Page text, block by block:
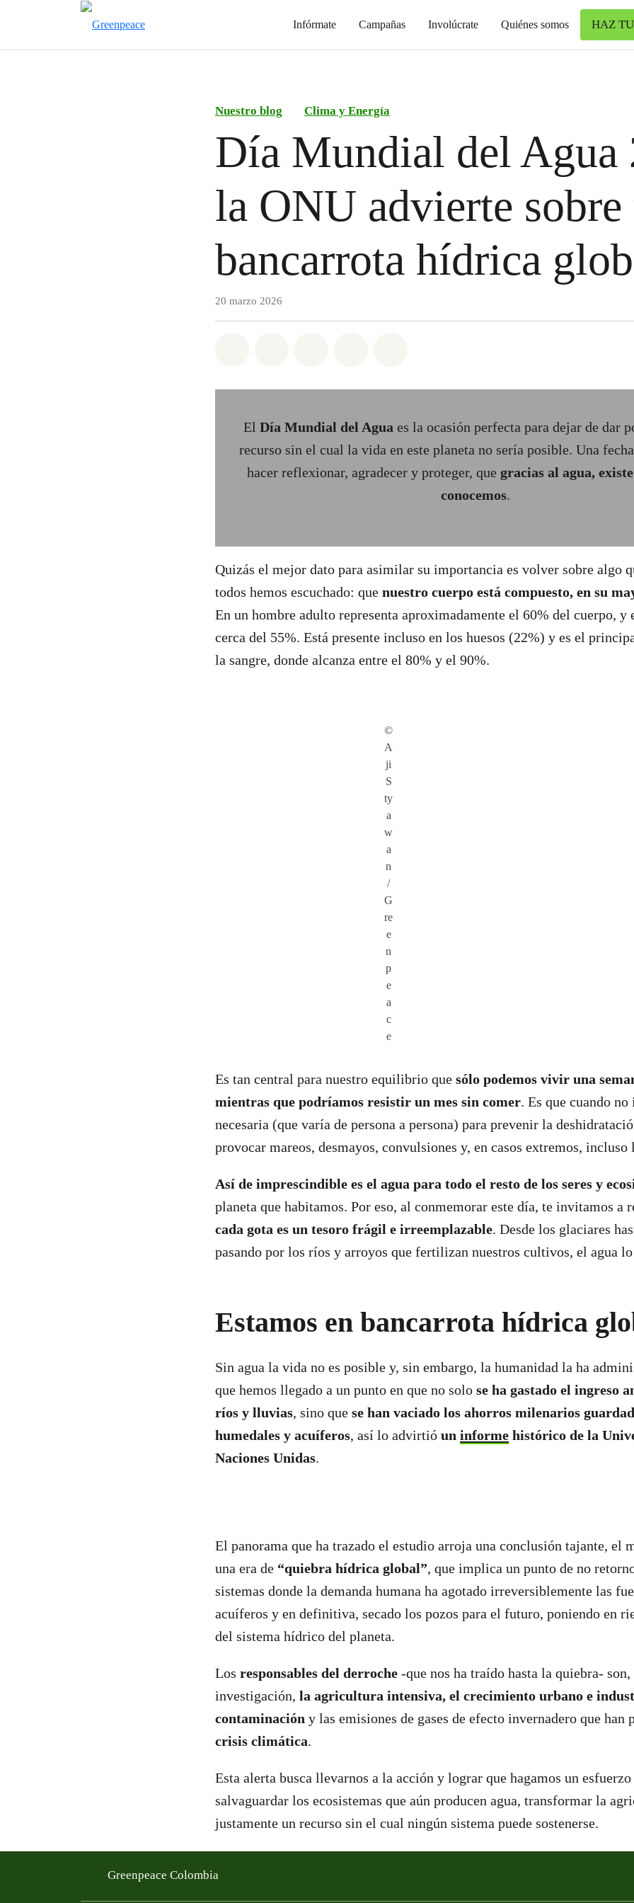
Infórmate Campañas Involúcrate Quiénes somos HAZ
Nuestro blog Clima y Energía
Día Mundial del Agua
la ONU advierte sobre
bancarrota hídrica
20 marzo 2026
El Día Mundial del Agua es la ocasión perfecta para dejar de dar
recurso sin el cual la vida en este planeta no sería posible. Una
hacer reflexionar, agradecer y proteger, que gracias al agua,
conocemos.
Quizás el mejor dato para asimilar su importancia es volver sobre algo
todos hemos escuchado: que nuestro cuerpo está compuesto, en su
En un hombre adulto representa aproximadamente el 60% del cuerpo, y
cerca del 55%. Está presente incluso en los huesos (22%) y es el
la sangre, donde alcanza entre el 80% y el 90%.
©
A
ji
S
ty
a
w
a
n
/
G
re
e
n
p
e
a
c
e
Es tan central para nuestro equilibrio que sólo podemos vivir una
mientras que podríamos resistir un mes sin comer. Es que cuando
necesaria (que varía de persona a persona) para prevenir la
provocar mareos, desmayos, convulsiones y, en casos extremos, incluso
Así de imprescindible es el agua para todo el resto de los seres y
planeta que habitamos. Por eso, al conmemorar este día, te invitamos a
cada gota es un tesoro frágil e irreemplazable. Desde los glaciares
pasando por los ríos y arroyos que fertilizan nuestros cultivos, el agua
Estamos en bancarrota hídrica
Sin agua la vida no es posible y, sin embargo, la humanidad la ha
que hemos llegado a un punto en que no solo se ha gastado el ingreso
ríos y lluvias, sino que se han vaciado los ahorros milenarios
humedales y acuíferos, así lo advirtió un informe histórico de la
Naciones Unidas.
El panorama que ha trazado el estudio arroja una conclusión tajante, el
una era de “quiebra hídrica global”, que implica un punto de no
sistemas donde la demanda humana ha agotado irreversiblemente las
acuíferos y en definitiva, secado los pozos para el futuro, poniendo en
del sistema hídrico del planeta.
Los responsables del derroche -que nos ha traído hasta la quiebra-
investigación, la agricultura intensiva, el crecimiento urbano e
contaminación y las emisiones de gases de efecto invernadero que han
crisis climática.
Esta alerta busca llevarnos a la acción y lograr que hagamos un
salvaguardar los ecosistemas que aún producen agua, transformar la
justamente un recurso sin el cual ningún sistema puede sostenerse.
Greenpeace Colombia